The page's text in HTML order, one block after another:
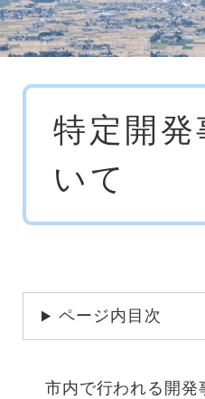
特定開
いて
ページ内目次
市内で行われる開発